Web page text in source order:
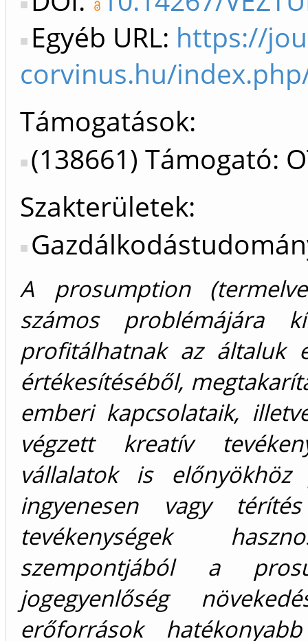
Egyéb URL: https://
corvinus.hu/
Támogatások:
(138661) Támogató:
Szakterületek:
A prosumption
számos problémájára
profitálhatnak az általuk
értékesítéséből,
emberi kapcsolataik,
végzett kreatív
vállalatok is
ingyenesen vagy
tevékenységek
szempontjából a
jogegyenlőség
erőforrások